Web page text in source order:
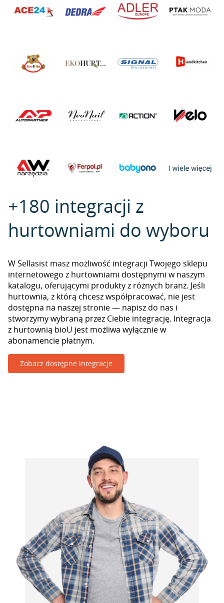
+180 integracji z
hurtowniami do wyboru
W Sellasist masz możliwość integracji Twojego sklepu
internetowego z hurtowniami dostępnymi w naszym
katalogu, oferującymi produkty z różnych branż. Jeśli
hurtownia, z którą chcesz współpracować, nie jest
dostępna na naszej stronie — napisz do nas i
stworzymy wybraną przez Ciebie integrację. Integracja
z hurtownią bioU jest możliwa wyłącznie w
abonamencie płatnym.
Zobacz dostępne integracje